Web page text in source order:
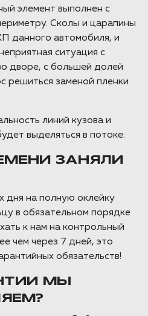
элемент выполнен с
Сколы и царапины
данного автомобиля, и
ситуация с
дворе, с большей долей
решиться заменой пленки
линий кузова и
выделяться в потоке.
ЗАНЯЛИ
дня на полную оклейку
в обязательном порядке
к нам на контрольный
чем через 7 дней, это
обязательств!
МЫ